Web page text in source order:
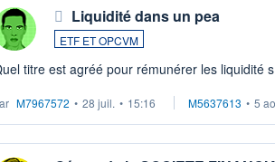
Liquidité dans un pea
ETF ET OPCVM
titre est agréé pour rémunérer les liquidité
M7967572 • 28 juil. • 15:16 M5637613 • 5